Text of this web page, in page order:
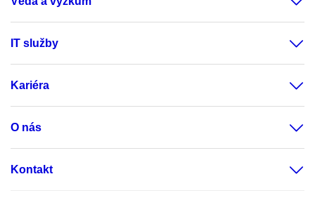
IT služby
Kariéra
O nás
Kontakt